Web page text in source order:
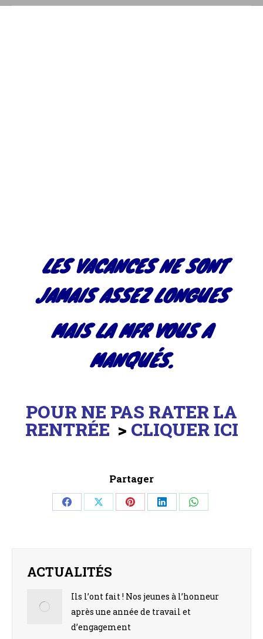
LES VACANCES NE SONT
JAMAIS ASSEZ LONGUES
MAIS LA MFR VOUS A
MANQUÉS.
POUR NE PAS RATER LA
RENTRÉE > CLIQUER ICI
Partager
Share Share Share Share Share
ACTUALITÉS
Ils l’ont fait ! Nos jeunes à l’honneur
après une année de travail et
d’engagement